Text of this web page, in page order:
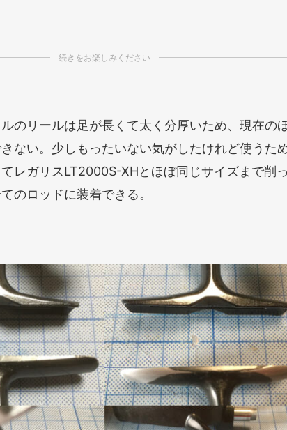
のリールは足が長くて太く分厚いため、現在の
ない。少しもったいない気がしたけれど使うた
レガリスLT2000S-XHとほぼ同じサイズまで削っ
のロッドに装着できる。